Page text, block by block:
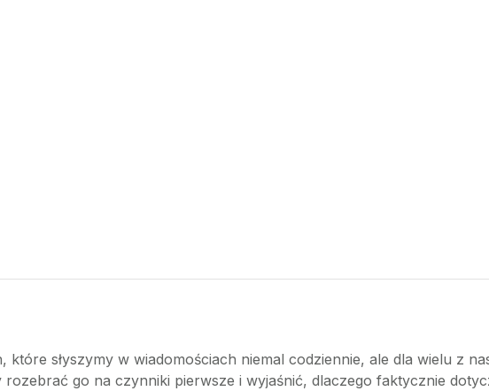
słyszymy w wiadomościach niemal codziennie, ale dla wielu z
go na czynniki pierwsze i wyjaśnić, dlaczego faktycznie